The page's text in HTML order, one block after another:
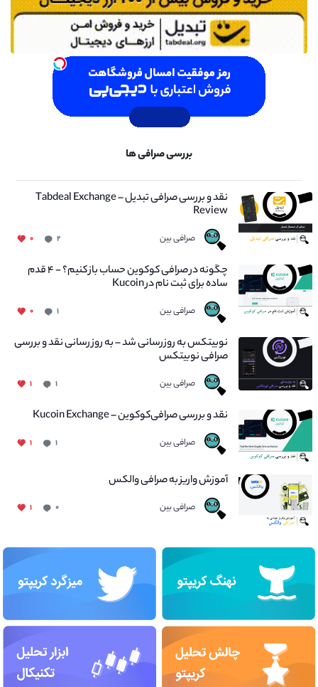
بررسی صرافی ها
نقد و بررسی صرافی تبدیل – Tabdeal Exchange
Review
صرافی بین ۲ ۰
چگونه در صرافی کوکوین حساب باز کنیم؟ - ۴ قدم
ساده برای ثبت نام در Kucoin
صرافی بین ۱ ۰
نوبیتکس به روزرسانی شد – به روز رسانی نقد و بررسی
صرافی نوبیتکس
صرافی بین ۱ ۱
نقد و بررسی صرافی‌کوکوین – Kucoin Exchange
صرافی بین ۱ ۱
آموزش واریز به صرافی والکس
صرافی بین ۰ ۱